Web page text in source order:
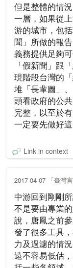
但是整體的情
一層，如果從
游的城市，包
聞」所做的報
義務提供足夠
「假新聞」跟
現階段台灣的
堆「長輩圖」
頭看政府的公
完整，以至於
一定要先做好這
Link in context
2017-04-07 「臺灣
中游回到剛剛
不是要由專業
說，唐鳳之前
發了很多工具
力及過濾的情
遠不容易低估